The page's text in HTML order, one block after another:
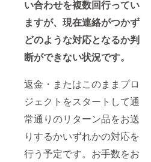
い合わせを複数回行ってい
ますが、現在連絡がつかず
どのような対応となるか判
断ができない状況です。
返金・またはこのままプロ
ジェクトをスタートして通
常通りのリターン品をお送
りするかいずれかの対応を
行う予定です。お手数をお